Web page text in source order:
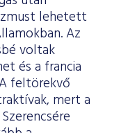
lehetett
Az
voltak
és a francia
feltörekvő
mert a